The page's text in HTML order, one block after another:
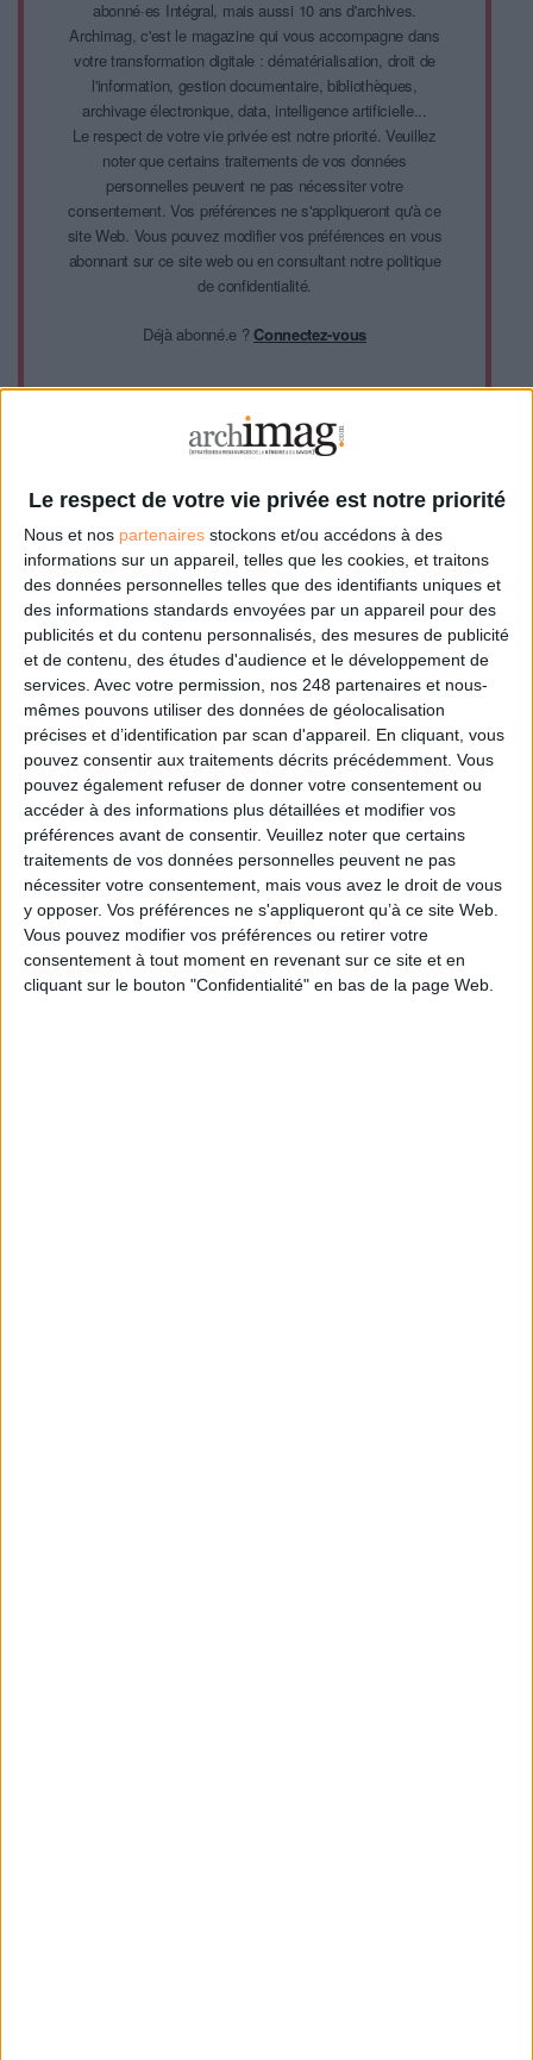
Le respect de votre vie privée est notre priorité
Nous et nos partenaires stockons et/ou accédons à des
informations sur un appareil, telles que les cookies, et traitons
des données personnelles telles que des identifiants uniques et
des informations standards envoyées par un appareil pour des
publicités et du contenu personnalisés, des mesures de publicité
et de contenu, des études d'audience et le développement de
services. Avec votre permission, nos 248 partenaires et nous-
mêmes pouvons utiliser des données de géolocalisation
précises et d’identification par scan d'appareil. En cliquant, vous
pouvez consentir aux traitements décrits précédemment. Vous
pouvez également refuser de donner votre consentement ou
accéder à des informations plus détaillées et modifier vos
préférences avant de consentir. Veuillez noter que certains
traitements de vos données personnelles peuvent ne pas
nécessiter votre consentement, mais vous avez le droit de vous
y opposer. Vos préférences ne s'appliqueront qu’à ce site Web.
Vous pouvez modifier vos préférences ou retirer votre
consentement à tout moment en revenant sur ce site et en
cliquant sur le bouton "Confidentialité" en bas de la page Web.
abonné·es Intégral, mais aussi 10 ans d'archives.
Archimag, c'est le magazine qui vous accompagne dans
votre transformation digitale : dématérialisation, droit de
l'information, gestion documentaire, bibliothèques,
archivage électronique, data, intelligence artificielle...
Le respect de votre vie privée est notre priorité. Veuillez
noter que certains traitements de vos données
personnelles peuvent ne pas nécessiter votre
consentement. Vos préférences ne s'appliqueront qu'à ce
site Web. Vous pouvez modifier vos préférences en vous
abonnant sur ce site web ou en consultant notre politique
de confidentialité.
Déjà abonné.e ?Connectez-vous
0 Commentaire
393
Archivage
Francophonie
Belgique
Luxembourg
Compétences Des Archivistes
Ils Font L'actu
Connectez-vousouinscrivez-vouspour publier un commentaire
À LIRE SUR ARCHIMAG
Des archives inédites de Led Zeppelin refont
surface